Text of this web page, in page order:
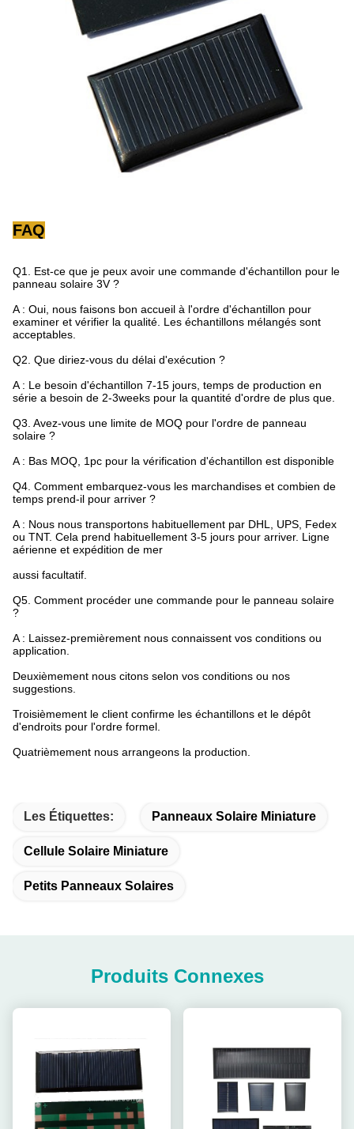
FAQ
Q1. Est-ce que je peux avoir une commande d'échantillon pour le
panneau solaire 3V ?
A : Oui, nous faisons bon accueil à l'ordre d'échantillon pour
examiner et vérifier la qualité. Les échantillons mélangés sont
acceptables.
Q2. Que diriez-vous du délai d'exécution ?
A : Le besoin d'échantillon 7-15 jours, temps de production en
série a besoin de 2-3weeks pour la quantité d'ordre de plus que.
Q3. Avez-vous une limite de MOQ pour l'ordre de panneau
solaire ?
A : Bas MOQ, 1pc pour la vérification d'échantillon est disponible
Q4. Comment embarquez-vous les marchandises et combien de
temps prend-il pour arriver ?
A : Nous nous transportons habituellement par DHL, UPS, Fedex
ou TNT. Cela prend habituellement 3-5 jours pour arriver. Ligne
aérienne et expédition de mer
aussi facultatif.
Q5. Comment procéder une commande pour le panneau solaire
?
A : Laissez-premièrement nous connaissent vos conditions ou
application.
Deuxièmement nous citons selon vos conditions ou nos
suggestions.
Troisièmement le client confirme les échantillons et le dépôt
d'endroits pour l'ordre formel.
Quatrièmement nous arrangeons la production.
Les Étiquettes: Panneaux Solaire Miniature
Cellule Solaire Miniature
Petits Panneaux Solaires
Produits Connexes